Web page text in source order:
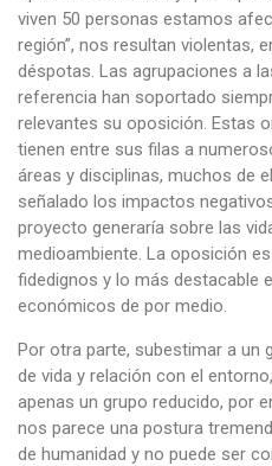
viven 50 personas estamos
región”, nos resultan violentas,
déspotas. Las agrupaciones a
referencia han soportado
relevantes su oposición. Estas
tienen entre sus filas a
áreas y disciplinas, muchos de
señalado los impactos
proyecto generaría sobre las
medioambiente. La oposición
fidedignos y lo más destacable
económicos de por medio.
Por otra parte, subestimar a un
de vida y relación con el
apenas un grupo reducido, por
nos parece una postura
de humanidad y no puede ser